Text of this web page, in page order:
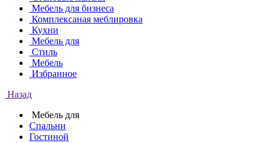
Мебель для бизнеса
Комплексаная меблировка
Кухни
Мебель для
Стиль
Мебель
Избранное
Назад
Мебель для
Спальни
Гостиной